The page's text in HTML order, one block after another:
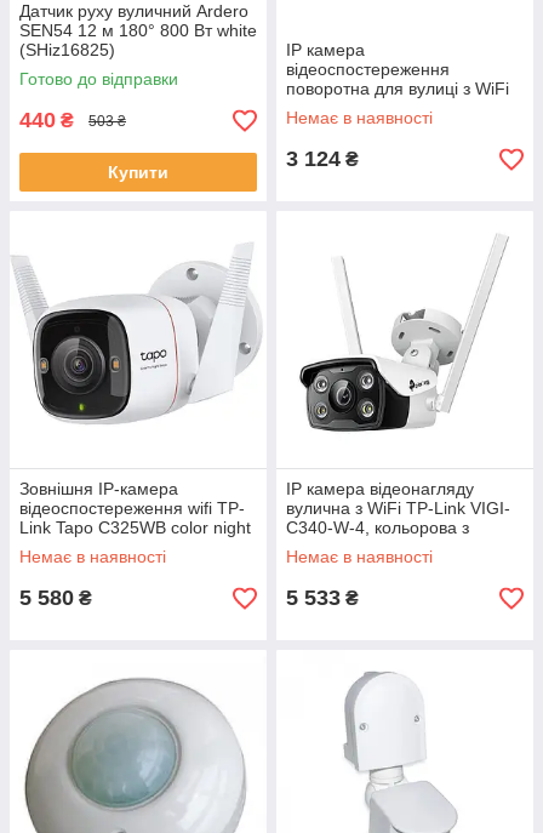
Датчик руху вуличний Ardero
SEN54 12 м 180° 800 Вт white
(SHiz16825)
Готово до відправки
440 ₴ 503 ₴
Купити
IP камера
відеоспостереження
поворотна для вулиці з WiFi
TP-Link Tapo C510W 3MP
N300 White (SHiz16604)
Немає в наявності
3 124 ₴
Зовнішня IP-камера
відеоспостереження wifi TP-
Link Tapo C325WB color night
vision White (SHiz16603)
Немає в наявності
5 580 ₴
IP камера відеонагляду
вулична з WiFi TP-Link VIGI-
С340-W-4, кольорова з
режимом нічної зйомки White
(SHiz16602)
Немає в наявності
5 533 ₴